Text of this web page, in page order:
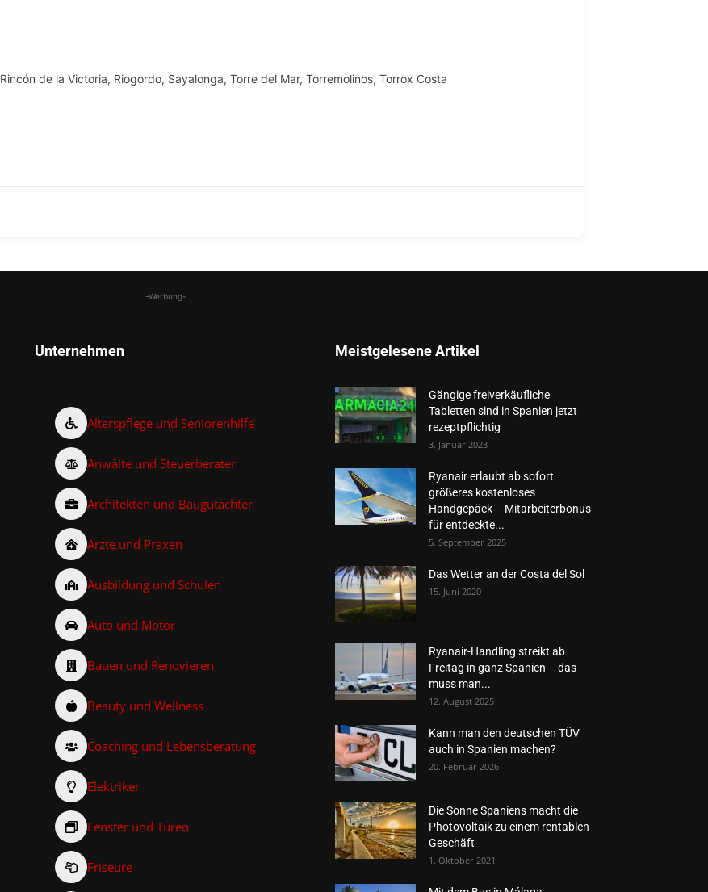
Rincón de la Victoria, Riogordo, Sayalonga, Torre del Mar, Torremolinos, Torrox Costa
-Werbung-
Unternehmen
Alterspflege und Seniorenhilfe
Anwälte und Steuerberater
Architekten und Baugutachter
Ärzte und Praxen
Ausbildung und Schulen
Auto und Motor
Bauen und Renovieren
Beauty und Wellness
Coaching und Lebensberatung
Elektriker
Fenster und Türen
Friseure
Meistgelesene Artikel
Gängige freiverkäufliche
Tabletten sind in Spanien jetzt
rezeptpflichtig
3. Januar 2023
Ryanair erlaubt ab sofort
größeres kostenloses
Handgepäck – Mitarbeiterbonus
für entdeckte...
5. September 2025
Das Wetter an der Costa del Sol
15. Juni 2020
Ryanair-Handling streikt ab
Freitag in ganz Spanien – das
muss man...
12. August 2025
Kann man den deutschen TÜV
auch in Spanien machen?
20. Februar 2026
Die Sonne Spaniens macht die
Photovoltaik zu einem rentablen
Geschäft
1. Oktober 2021